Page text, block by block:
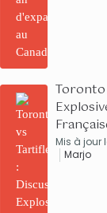
Toronto
Mis à jour
Marjo